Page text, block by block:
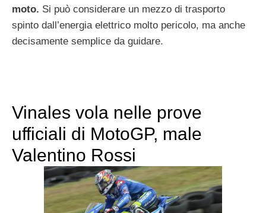
moto. Si può considerare un mezzo di trasporto
spinto dall’energia elettrico molto pericolo, ma anche
decisamente semplice da guidare.
Vinales vola nelle prove
ufficiali di MotoGP, male
Valentino Rossi